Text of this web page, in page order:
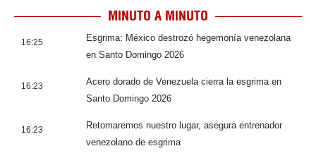
MINUTO A MINUTO
16:25
Esgrima: México destrozó hegemonía venezolana
en Santo Domingo 2026
16:23
Acero dorado de Venezuela cierra la esgrima en
Santo Domingo 2026
16:23
Retomaremos nuestro lugar, asegura entrenador
venezolano de esgrima